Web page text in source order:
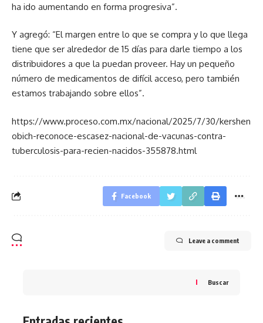
ha ido aumentando en forma progresiva”.
Y agregó: “El margen entre lo que se compra y lo que llega
tiene que ser alrededor de 15 días para darle tiempo a los
distribuidores a que la puedan proveer. Hay un pequeño
número de medicamentos de difícil acceso, pero también
estamos trabajando sobre ellos”.
https://www.proceso.com.mx/nacional/2025/7/30/kershen
obich-reconoce-escasez-nacional-de-vacunas-contra-
tuberculosis-para-recien-nacidos-355878.html
Facebook
Leave a comment
Buscar